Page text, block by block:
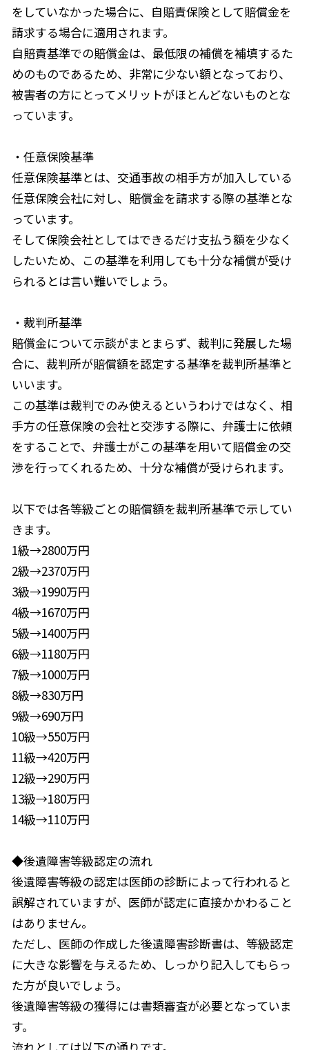
をしていなかった場合に、自賠責保険として賠償金を
請求する場合に適用されます。
自賠責基準での賠償金は、最低限の補償を補填するた
めのものであるため、非常に少ない額となっており、
被害者の方にとってメリットがほとんどないものとな
っています。
・任意保険基準
任意保険基準とは、交通事故の相手方が加入している
任意保険会社に対し、賠償金を請求する際の基準とな
っています。
そして保険会社としてはできるだけ支払う額を少なく
したいため、この基準を利用しても十分な補償が受け
られるとは言い難いでしょう。
・裁判所基準
賠償金について示談がまとまらず、裁判に発展した場
合に、裁判所が賠償額を認定する基準を裁判所基準と
いいます。
この基準は裁判でのみ使えるというわけではなく、相
手方の任意保険の会社と交渉する際に、弁護士に依頼
をすることで、弁護士がこの基準を用いて賠償金の交
渉を行ってくれるため、十分な補償が受けられます。
以下では各等級ごとの賠償額を裁判所基準で示してい
きます。
1級→2800万円
2級→2370万円
3級→1990万円
4級→1670万円
5級→1400万円
6級→1180万円
7級→1000万円
8級→830万円
9級→690万円
10級→550万円
11級→420万円
12級→290万円
13級→180万円
14級→110万円
◆後遺障害等級認定の流れ
後遺障害等級の認定は医師の診断によって行われると
誤解されていますが、医師が認定に直接かかわること
はありません。
ただし、医師の作成した後遺障害診断書は、等級認定
に大きな影響を与えるため、しっかり記入してもらっ
た方が良いでしょう。
後遺障害等級の獲得には書類審査が必要となっていま
す。